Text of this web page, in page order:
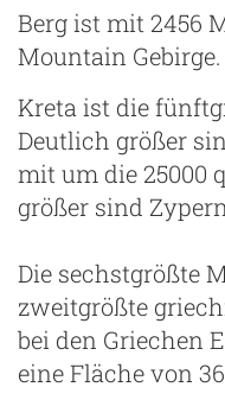
Berg ist mit 2456
Mountain Gebirge.
Kreta ist die
Deutlich größer
mit um die 25000
größer sind
Die sechstgrößte
zweitgrößte
bei den Griechen
eine Fläche von